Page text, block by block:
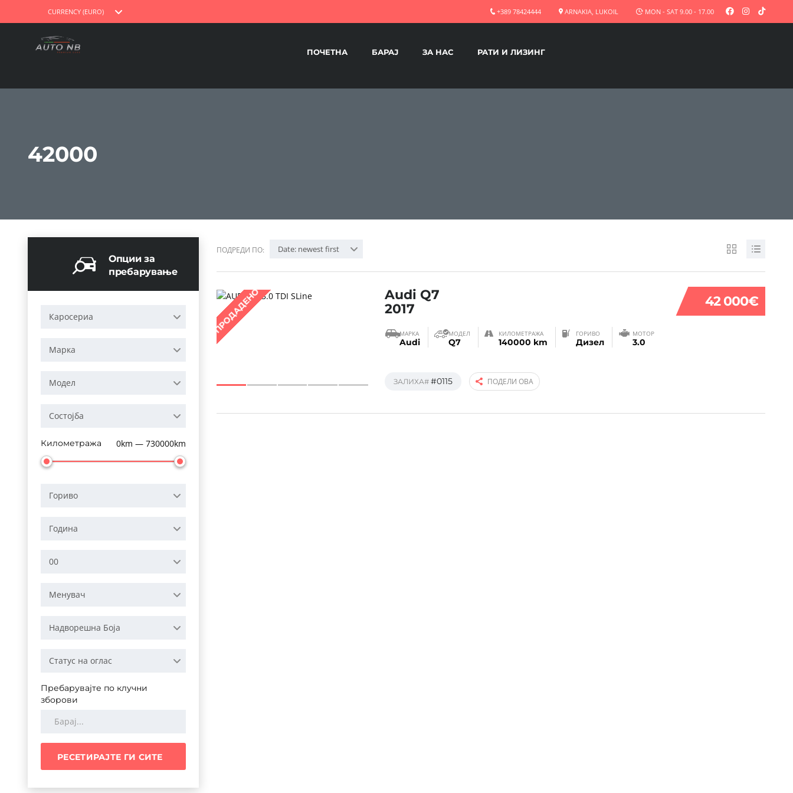
CURRENCY (EURO) MON - SAT 9.00 - 17.00
ARNAKIA, LUKOIL
+389 78424444
ПОЧЕТНА БАРАЈ ЗА НАС РАТИ И ЛИЗИНГ
42000
Опции за
пребарување
Каросериа
Марка
Модел
Состојба
Километража 0km — 730000km
Гориво
Година
00
Менувач
Надворешна Боја
Статус на оглас
Пребарувајте по клучни
зборови
РЕСЕТИРАЈТЕ ГИ СИТЕ
ПОДРЕДИ ПО: Date: newest first
ПРОДАДЕНО 42 000€
Audi Q7
2017
МАРКА
Audi
МОДЕЛ
Q7
КИЛОМЕТРАЖА
140000 km
ГОРИВО
Дизел
МОТОР
3.0
ЗАЛИХА# #0115 ПОДЕЛИ ОВА